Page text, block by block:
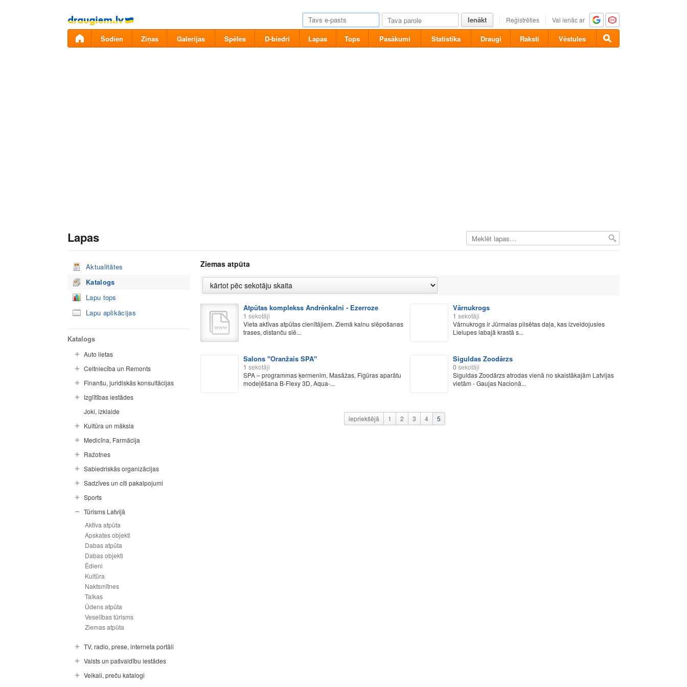
Pāriet
uz
saturu
Ienākt Reģistrēties Vai ienāc ar
Šodien Ziņas Galerijas Spēles D-biedri Lapas Tops Pasākumi Statistika Draugi Raksti Vēstules
Lapas
Aktualitātes
Katalogs
Lapu tops
Lapu aplikācijas
Katalogs
Auto lietas
Celtniecība un Remonts
Finanšu, juridiskās konsultācijas
Izglītības iestādes
Joki, izklaide
Kultūra un māksla
Medicīna, Farmācija
Ražotnes
Sabiedriskās organizācijas
Sadzīves un citi pakalpojumi
Sports
Tūrisms Latvijā
Aktīva atpūta
Apskates objekti
Dabas atpūta
Dabas objekti
Ēdieni
Kultūra
Naktsmītnes
Talkas
Ūdens atpūta
Veselības tūrisms
Ziemas atpūta
TV, radio, prese, interneta portāli
Valsts un pašvaldību iestādes
Veikali, preču katalogi
Ziemas atpūta
Atpūtas komplekss Andrēnkalni - Ezerroze
1 sekotāji
Vieta aktīvas atpūtas cienītājiem. Ziemā kalnu slēpošanas
trases, distanču slē...
Vārnukrogs
1 sekotāji
Vārnukrogs ir Jūrmalas pilsētas daļa, kas izveidojusies
Lielupes labajā krastā s...
Salons "Oranžais SPA"
1 sekotāji
SPA – programmas ķermenim, Masāžas, Figūras aparātu
modeļēšana B-Flexy 3D, Aqua-...
Siguldas Zoodārzs
0 sekotāji
Siguldas Zoodārzs atrodas vienā no skaistākajām Latvijas
vietām - Gaujas Nacionā...
iepriekšējā 1 2 3 4 5